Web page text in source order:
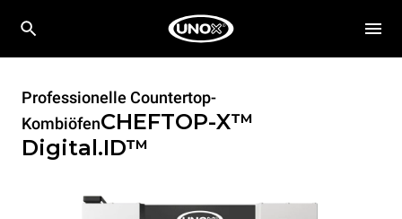
Professionelle Countertop-
KombiöfenCHEFTOP-X™
Digital.ID™